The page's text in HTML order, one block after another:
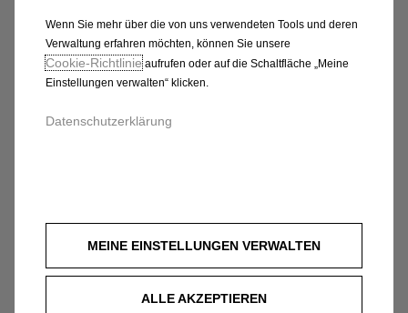
Wenn Sie mehr über die von uns verwendeten Tools und deren
Verwaltung erfahren möchten, können Sie unsere
Cookie‑Richtlinieaufrufen oder auf die Schaltfläche „Meine
Einstellungen verwalten“ klicken.
Datenschutzerklärung
MEINE EINSTELLUNGEN VERWALTEN
ALLE AKZEPTIEREN